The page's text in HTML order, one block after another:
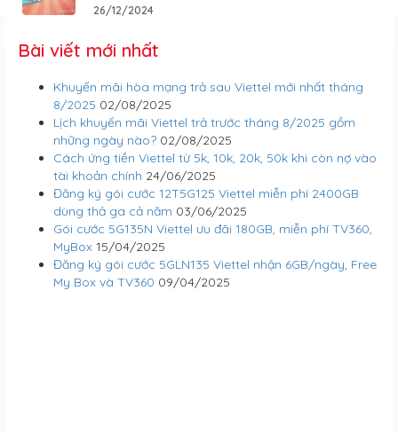
26/12/2024
Bài viết mới nhất
Khuyến mãi hòa mạng trả sau Viettel mới nhất tháng
8/2025 02/08/2025
Lịch khuyến mãi Viettel trả trước tháng 8/2025 gồm
những ngày nào? 02/08/2025
Cách ứng tiền Viettel từ 5k, 10k, 20k, 50k khi còn nợ vào
tài khoản chính 24/06/2025
Đăng ký gói cước 12T5G125 Viettel miễn phí 2400GB
dùng thả ga cả năm 03/06/2025
Gói cước 5G135N Viettel ưu đãi 180GB, miễn phí TV360,
MyBox 15/04/2025
Đăng ký gói cước 5GLN135 Viettel nhận 6GB/ngày, Free
My Box và TV360 09/04/2025